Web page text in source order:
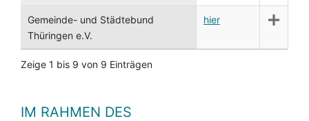
Gemeinde- und Städtebund
Thüringen e.V.
hier
Zeige 1 bis 9 von 9 Einträgen
IM RAHMEN DES